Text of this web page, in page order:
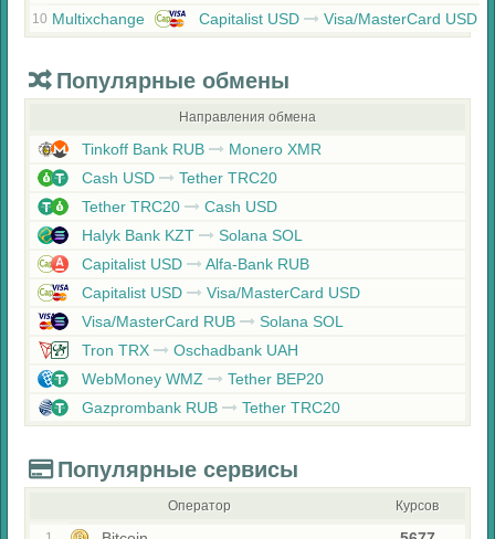
10 Multixchange Capitalist USD Visa/MasterCard USD
Популярные обмены
Направления обмена
Tinkoff Bank RUB
Monero XMR
Cash USD
Tether TRC20
Tether TRC20
Cash USD
Halyk Bank KZT
Solana SOL
Capitalist USD
Alfa-Bank RUB
Capitalist USD
Visa/MasterCard USD
Visa/MasterCard RUB
Solana SOL
Tron TRX
Oschadbank UAH
WebMoney WMZ
Tether BEP20
Gazprombank RUB
Tether TRC20
Популярные сервисы
Оператор Курсов